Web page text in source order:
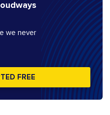
we never
FREE